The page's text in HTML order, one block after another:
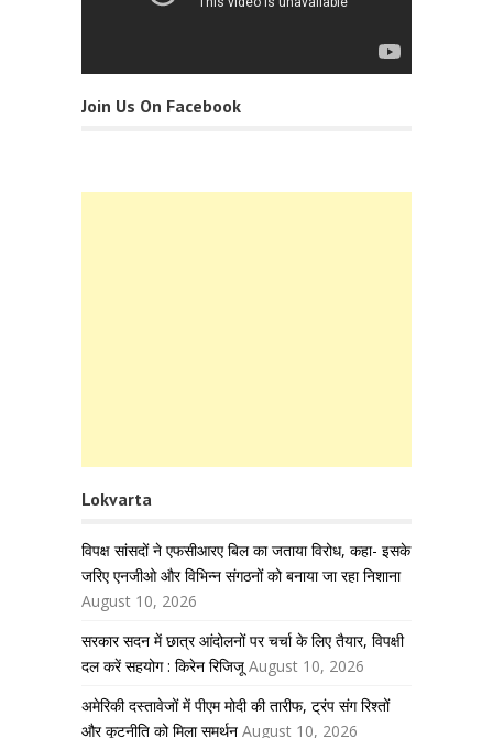
Join Us On Facebook
Lokvarta
विपक्ष सांसदों ने एफसीआरए बिल का जताया विरोध, कहा- इसके
जरिए एनजीओ और विभिन्न संगठनों को बनाया जा रहा निशाना
August 10, 2026
सरकार सदन में छात्र आंदोलनों पर चर्चा के लिए तैयार, विपक्षी
दल करें सहयोग : किरेन रिजिजू August 10, 2026
अमेरिकी दस्तावेजों में पीएम मोदी की तारीफ, ट्रंप संग रिश्तों
और कूटनीति को मिला समर्थन August 10, 2026